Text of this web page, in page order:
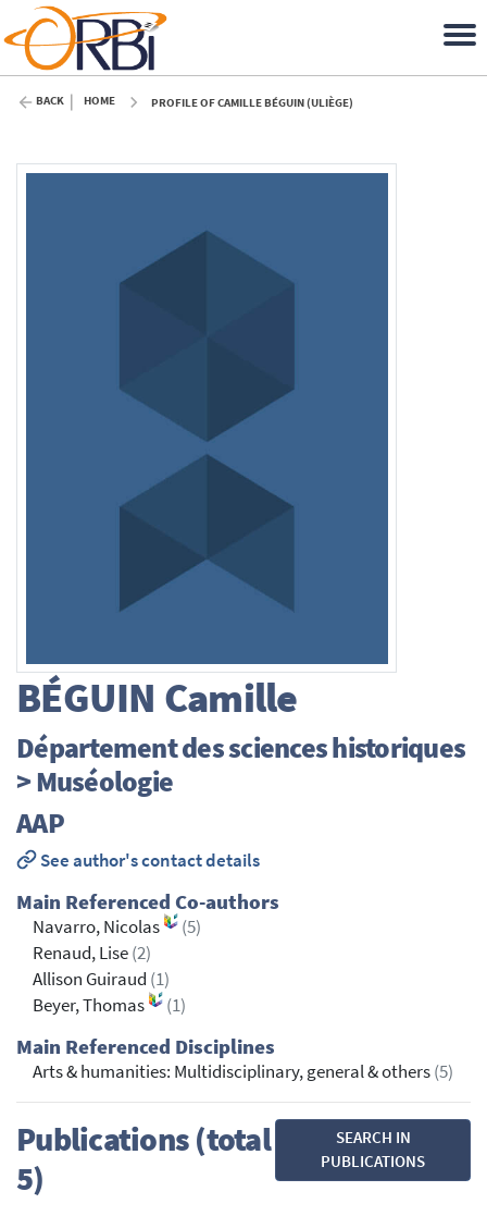
BACK HOME PROFILE OF CAMILLE BÉGUIN (ULIÈGE)
BÉGUIN Camille
Département des sciences historiques
> Muséologie
AAP
See author's contact details
Main Referenced Co-authors
Navarro, Nicolas
(5)
Renaud, Lise(2)
Allison Guiraud (1)
Beyer, Thomas
(1)
Main Referenced Disciplines
Arts & humanities: Multidisciplinary, general & others(5)
Publications (total
5)
SEARCH IN
PUBLICATIONS